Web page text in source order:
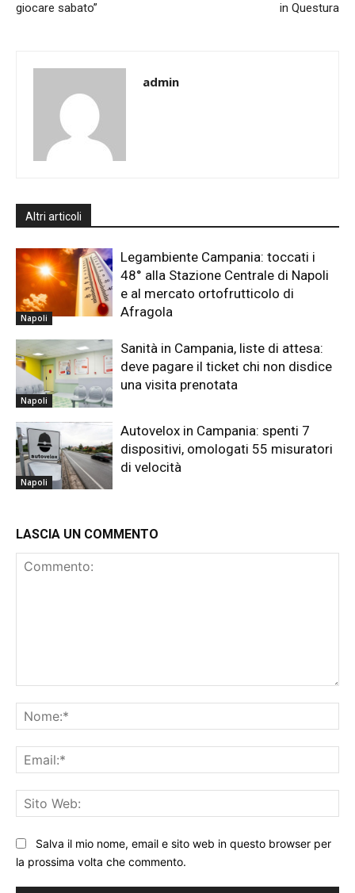
giocare sabato”
in Questura
admin
Altri articoli
Napoli
Legambiente Campania: toccati i
48° alla Stazione Centrale di Napoli
e al mercato ortofrutticolo di
Afragola
Napoli
Sanità in Campania, liste di attesa:
deve pagare il ticket chi non disdice
una visita prenotata
Napoli
Autovelox in Campania: spenti 7
dispositivi, omologati 55 misuratori
di velocità
LASCIA UN COMMENTO
Salva il mio nome, email e sito web in questo browser per
la prossima volta che commento.